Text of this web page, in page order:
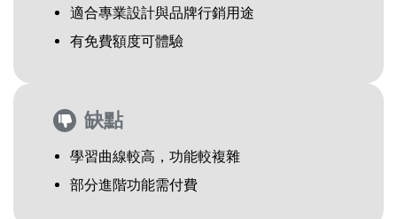
適合專業設計與品牌行銷用途
有免費額度可體驗
缺點
學習曲線較高，功能較複雜
部分進階功能需付費